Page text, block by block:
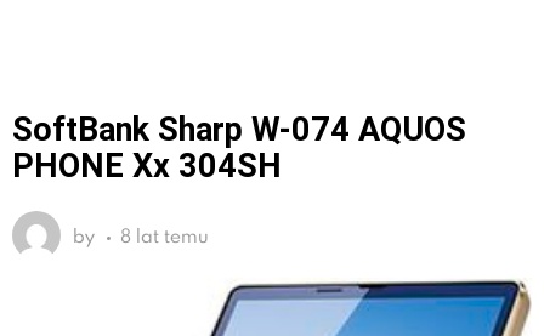
SoftBank Sharp W-074 AQUOS
PHONE Xx 304SH
by 8 lat temu